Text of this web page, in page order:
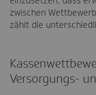
zwischen
zählt die
Versorgungs-